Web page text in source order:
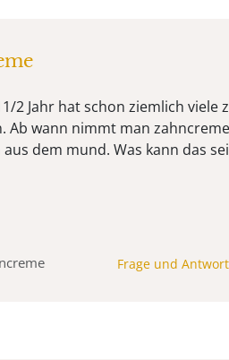
2 Jahr hat schon ziemlich viele
Ab wann nimmt man
dem mund. Was kann das
Frage und